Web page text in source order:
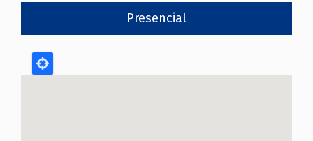
Presencial